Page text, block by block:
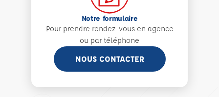
Notre formulaire
Pour prendre rendez-vous en agence
ou par téléphone
NOUS CONTACTER